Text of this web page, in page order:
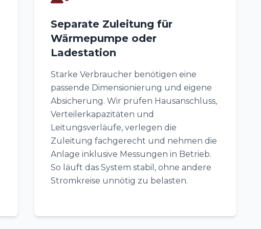
Separate Zuleitung für
Wärmepumpe oder
Ladestation
Starke Verbraucher benötigen eine
passende Dimensionierung und eigene
Absicherung. Wir prüfen Hausanschluss,
Verteilerkapazitäten und
Leitungsverläufe, verlegen die
Zuleitung fachgerecht und nehmen die
Anlage inklusive Messungen in Betrieb.
So läuft das System stabil, ohne andere
Stromkreise unnötig zu belasten.